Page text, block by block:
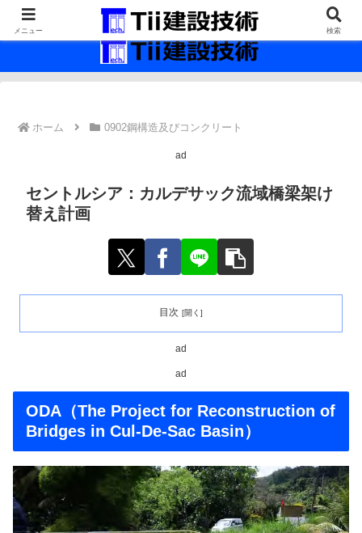
最新の建設技術の情報インフラ。
ホーム 0902鋼構造及びコンクリート
ad
セントルシア：カルデサック流域橋梁架け
替え計画
目次
ad
ad
ODA（The Project for Reconstruction of
Bridges in Cul-De-Sac Basin）
メニュー 検索